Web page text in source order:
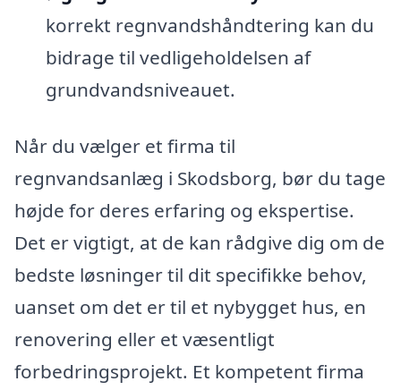
korrekt regnvandshåndtering kan du
bidrage til vedligeholdelsen af
grundvandsniveauet.
Når du vælger et firma til
regnvandsanlæg i Skodsborg, bør du tage
højde for deres erfaring og ekspertise.
Det er vigtigt, at de kan rådgive dig om de
bedste løsninger til dit specifikke behov,
uanset om det er til et nybygget hus, en
renovering eller et væsentligt
forbedringsprojekt. Et kompetent firma